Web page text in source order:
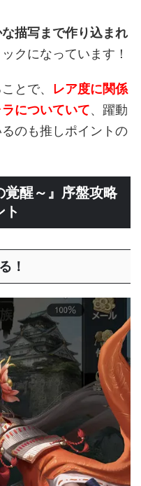
な描写まで作り込まれ
クになっています！
とで、 レア度に関係
についていて、躍動
のも推しポイントの
覚醒～』序盤攻略
ト
！